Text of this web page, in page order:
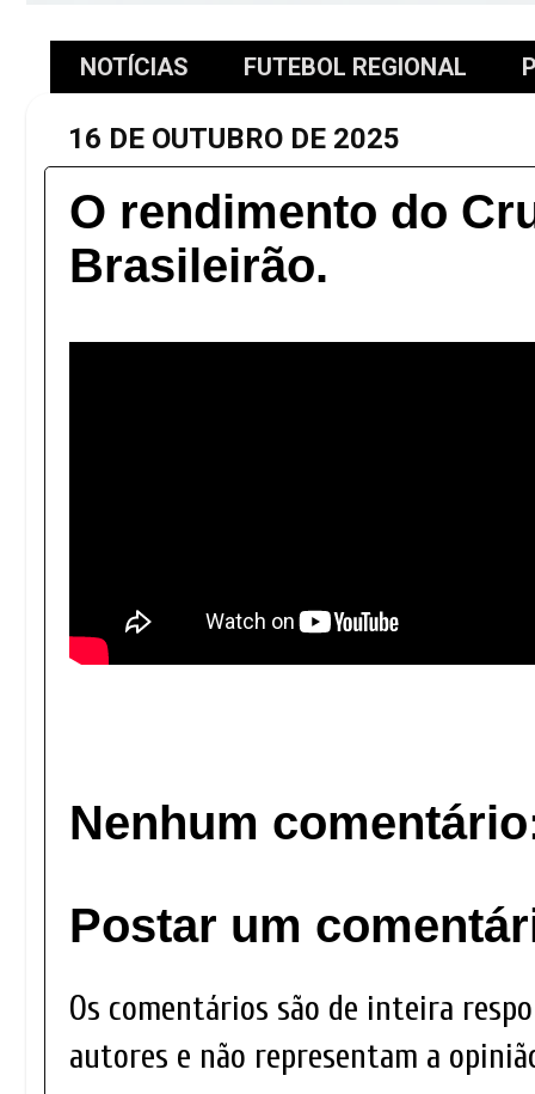
NOTÍCIAS FUTEBOL REGIONAL
16 DE OUTUBRO DE 2025
O rendimento do
Brasileirão.
Nenhum
Postar um
Os comentários são de inteira
autores e não representam a